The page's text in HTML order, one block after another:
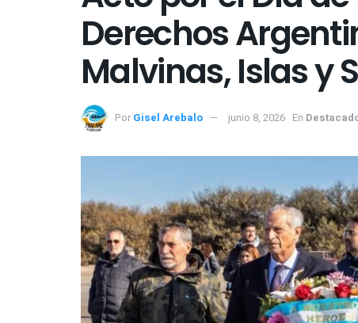
Derechos
Malvinas, Islas y
Por Gisel Arebalo junio 8, 2026 En